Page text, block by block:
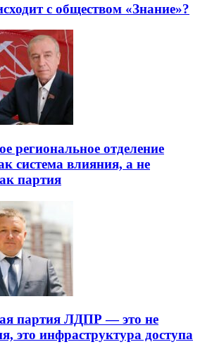
с обществом «Знание»?
региональное отделение
система влияния, а не
партия
партия ЛДПР — это не
это инфраструктура доступа